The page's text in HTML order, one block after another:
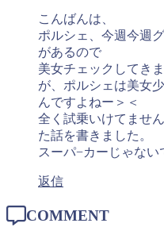
こんばんは、
ポルシェ、今週今週
があるので
美女チェックしてきま
が、ポルシェは美女
んですよねー＞＜
全く試乗いけてませ
た話を書きました。
スーパ−カーじゃない
返信
COMMENT